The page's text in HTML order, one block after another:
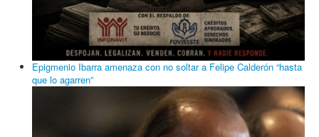
Epigmenio Ibarra amenaza con no soltar a Felipe Calderón “hasta
que lo agarren”